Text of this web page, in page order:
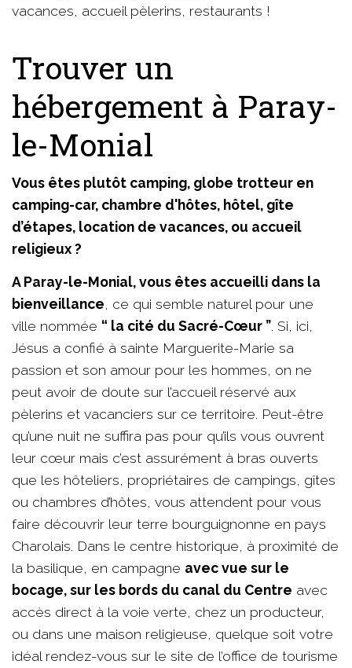
vacances, accueil pèlerins, restaurants !
Trouver un
hébergement à Paray-
le-Monial
Vous êtes plutôt camping, globe trotteur en
camping-car, chambre d'hôtes, hôtel, gîte
d’étapes, location de vacances, ou accueil
religieux ?
A Paray-le-Monial, vous êtes accueilli dans la
bienveillance, ce qui semble naturel pour une
ville nommée “ la cité du Sacré-Cœur ”. Si, ici,
Jésus a confié à sainte Marguerite-Marie sa
passion et son amour pour les hommes, on ne
peut avoir de doute sur l’accueil réservé aux
pèlerins et vacanciers sur ce territoire. Peut-être
qu’une nuit ne suffira pas pour qu’ils vous ouvrent
leur cœur mais c’est assurément à bras ouverts
que les hôteliers, propriétaires de campings, gîtes
ou chambres d’hôtes, vous attendent pour vous
faire découvrir leur terre bourguignonne en pays
Charolais. Dans le centre historique, à proximité de
la basilique, en campagne avec vue sur le
bocage, sur les bords du canal du Centre avec
accès direct à la voie verte, chez un producteur,
ou dans une maison religieuse, quelque soit votre
idéal rendez-vous sur le site de l’office de tourisme